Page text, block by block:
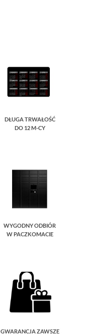
DŁUGA TRWAŁOŚĆ
DO 12 M-CY
WYGODNY ODBIÓR
W PACZKOMACIE
GWARANCJA ZAWSZE